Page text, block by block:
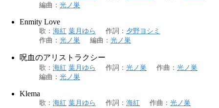
編曲 ： 光ノ巣
Enmity Love
歌 ： 海紅 葉月ゆら 作詞 ： 夕野ヨシミ
作曲 ： 光ノ巣 編曲 ： 光ノ巣
呪血のアリストラクシー
歌 ： 海紅 葉月ゆら 作詞 ： 光ノ巣 作曲 ： 光ノ巣
編曲 ： 光ノ巣
Klema
歌 ： 海紅 葉月ゆら 作詞 ： 海紅 作曲 ： 光ノ巣